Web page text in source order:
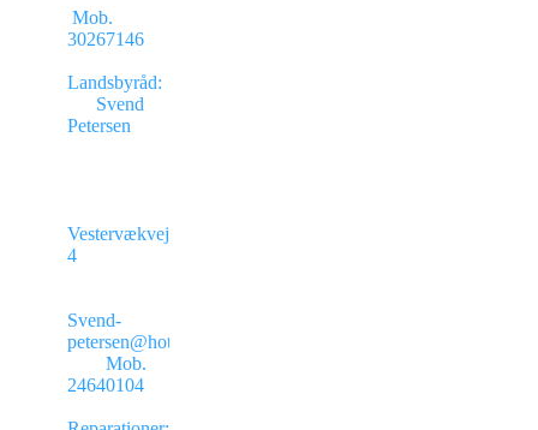
Mob.
30267146
Landsbyråd:
Svend
Petersen
Vestervækvej
4
Svend-
petersen@hotmail.com
Mob.
24640104